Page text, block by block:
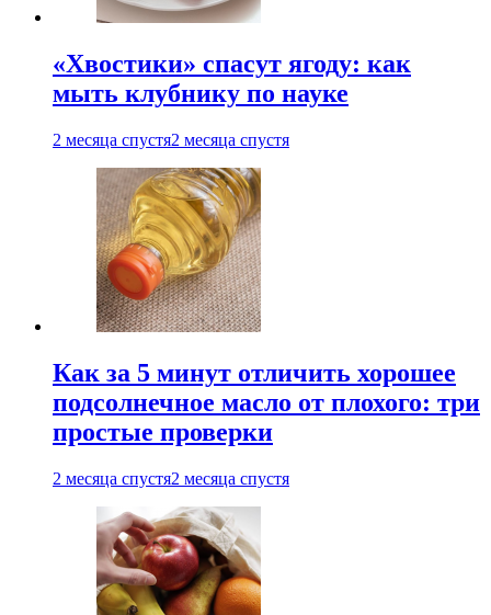
«Хвостики» спасут ягоду: как
мыть клубнику по науке
2 месяца спустя2 месяца спустя
Как за 5 минут отличить хорошее
подсолнечное масло от плохого: три
простые проверки
2 месяца спустя2 месяца спустя